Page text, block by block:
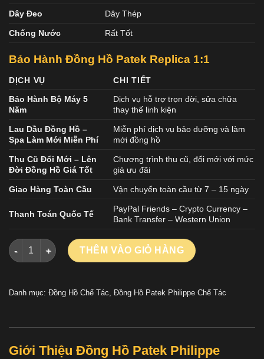
Dây Đeo Dây Thép
Chống Nước Rất Tốt
Bảo Hành Đồng Hồ Patek Replica 1:1
DỊCH VỤ
CHI TIẾT
Bảo Hành Bộ Máy 5
Năm
Dịch vụ hỗ trợ trọn đời, sửa chữa
thay thế linh kiện
Lau Dầu Đồng Hồ –
Spa Làm Mới Miễn Phí
Miễn phí dịch vụ bảo dưỡng và làm
mới đồng hồ
Thu Cũ Đổi Mới – Lên
Đời Đồng Hồ Giá Tốt
Chương trình thu cũ, đổi mới với mức
giá ưu đãi
Giao Hàng Toàn Cầu Vận chuyển toàn cầu từ 7 – 15 ngày
Thanh Toán Quốc Tế
PayPal Friends – Crypto Currency –
Bank Transfer – Western Union
Đồng Hồ Patek Philippe Nautilus 5712 Rep 11 Mặt Màu Cherry
THÊM VÀO GIỎ HÀNG
Danh mục: Đồng Hồ Chế Tác, Đồng Hồ Patek Philippe Chế Tác
Giới Thiệu Đồng Hồ Patek Philippe